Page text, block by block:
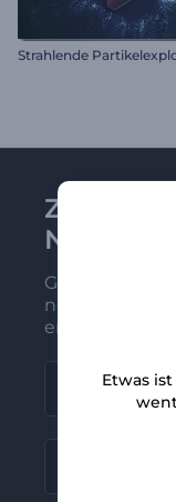
Zu
Gehören Sie
neuesten
erhalten
Etwas